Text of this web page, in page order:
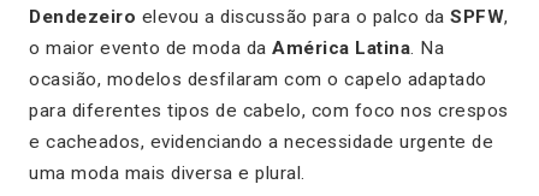
Dendezeiro elevou a discussão para o palco da SPFW,
o maior evento de moda da América Latina. Na
ocasião, modelos desfilaram com o capelo adaptado
para diferentes tipos de cabelo, com foco nos crespos
e cacheados, evidenciando a necessidade urgente de
uma moda mais diversa e plural.